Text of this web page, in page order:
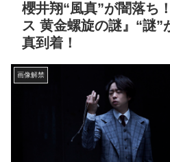
櫻井翔“風真”が闇落ち
ス 黄金螺旋の謎』“謎”
真到着！
画像解禁